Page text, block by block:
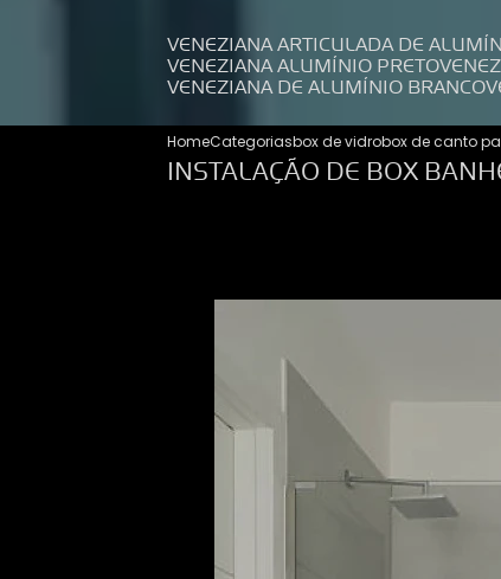
VENEZIANA ARTICULADA DE
VENEZIANA ALUMÍNIO PRETO
VENEZIANA DE ALUMÍNIO BRANCO
HomeCategoriasbox de vidrobox de canto
INSTALAÇÃO DE BOX